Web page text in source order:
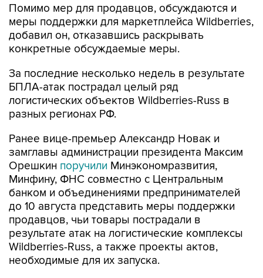
Помимо мер для продавцов, обсуждаются и
меры поддержки для маркетплейса Wildberries,
добавил он, отказавшись раскрывать
конкретные обсуждаемые меры.
За последние несколько недель в результате
БПЛА-атак пострадал целый ряд
логистических объектов Wildberries-Russ в
разных регионах РФ.
Ранее вице-премьер Александр Новак и
замглавы администрации президента Максим
Орешкин поручили Минэкономразвития,
Минфину, ФНС совместно с Центральным
банком и объединениями предпринимателей
до 10 августа представить меры поддержки
продавцов, чьи товары пострадали в
результате атак на логистические комплексы
Wildberries-Russ, а также проекты актов,
необходимые для их запуска.